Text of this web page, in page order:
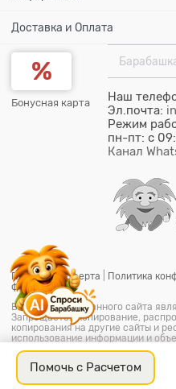
Помочь с Расчетом
Доставка и Оплата
Бонусная карта
Наш
Эл.почта:
Режим
пн-пт: c
Канал
Публичная оферта Политика
файлов cookie
Все материалы данного сайта
Запрещается копирование,
копирования на другие сайты и
использование информации и
согласия правообладателя.
© ООО "Барабашка-Строй"
2026.
офицальным зарегистрированым
обслуживания) № 851849